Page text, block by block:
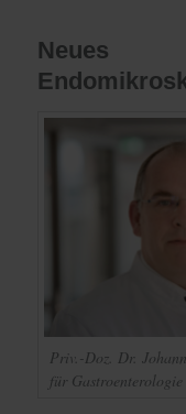
Neues
Priv.-Doz. Dr.
für